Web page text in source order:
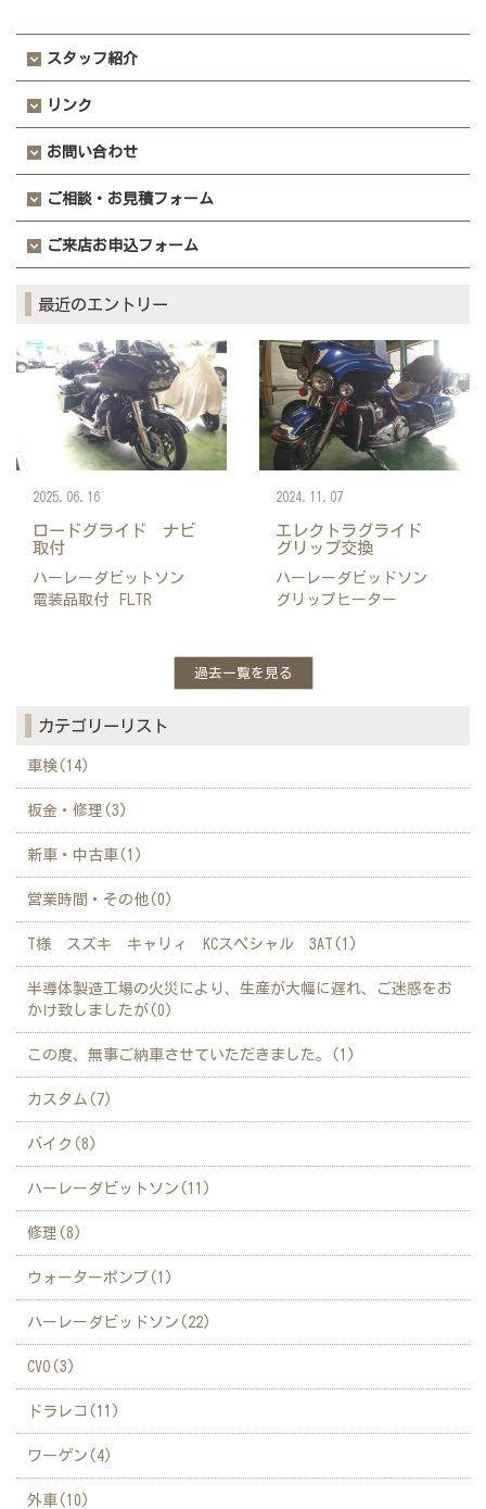
スタッフ紹介
リンク
お問い合わせ
ご相談・お見積フォーム
ご来店お申込フォーム
最近のエントリー
ロードグライド ナビ
取付
2025.06.16
ハーレーダビットソン
電装品取付
FLTR
エレクトラグライド
グリップ交換
2024.11.07
ハーレーダビッドソン
グリップヒーター
過去一覧を見る
カテゴリーリスト
車検(14)
板金・修理(3)
新車・中古車(1)
営業時間・その他(0)
T様 スズキ キャリィ KCスペシャル 3AT(1)
半導体製造工場の火災により、生産が大幅に遅れ、ご迷惑をお
かけ致しましたが(0)
この度、無事ご納車させていただきました。(1)
カスタム(7)
バイク(8)
ハーレーダビットソン(11)
修理(8)
ウォーターポンプ(1)
ハーレーダビッドソン(22)
CVO(3)
ドラレコ(11)
ワーゲン(4)
外車(10)